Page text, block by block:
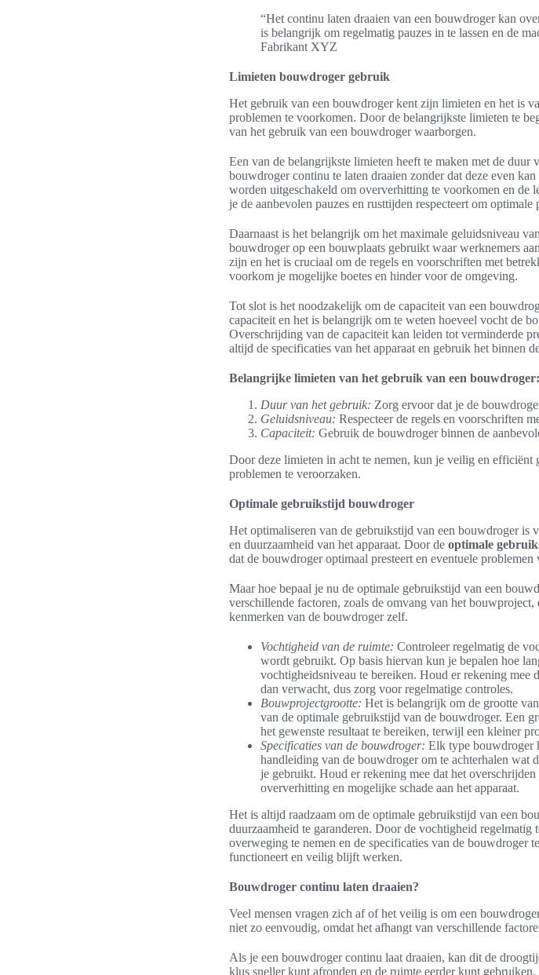
“Het continu laten draaien van een bouwdroger kan
is belangrijk om regelmatig pauzes in te lassen en de
Fabrikant XYZ
Limieten bouwdroger gebruik
Het gebruik van een bouwdroger kent zijn limieten en het is
problemen te voorkomen. Door de belangrijkste limieten te
van het gebruik van een bouwdroger waarborgen.
Een van de belangrijkste limieten heeft te maken met de duur
bouwdroger continu te laten draaien zonder dat deze even
worden uitgeschakeld om oververhitting te voorkomen en de
je de aanbevolen pauzes en rusttijden respecteert om optimale
Daarnaast is het belangrijk om het maximale geluidsniveau
bouwdroger op een bouwplaats gebruikt waar werknemers
zijn en het is cruciaal om de regels en voorschriften met
voorkom je mogelijke boetes en hinder voor de omgeving.
Tot slot is het noodzakelijk om de capaciteit van een
capaciteit en het is belangrijk om te weten hoeveel vocht de
Overschrijding van de capaciteit kan leiden tot verminderde
altijd de specificaties van het apparaat en gebruik het binnen
Belangrijke limieten van het gebruik van een bouwdroger:
Duur van het gebruik: Zorg ervoor dat je de
Geluidsniveau: Respecteer de regels en voorschriften
Capaciteit: Gebruik de bouwdroger binnen de
Door deze limieten in acht te nemen, kun je veilig en
problemen te veroorzaken.
Optimale gebruikstijd bouwdroger
Het optimaliseren van de gebruikstijd van een bouwdroger is
en duurzaamheid van het apparaat. Door de optimale
dat de bouwdroger optimaal presteert en eventuele
Maar hoe bepaal je nu de optimale gebruikstijd van een
verschillende factoren, zoals de omvang van het
kenmerken van de bouwdroger zelf.
Vochtigheid van de ruimte: Controleer regelmatig de
wordt gebruikt. Op basis hiervan kun je bepalen hoe
vochtigheidsniveau te bereiken. Houd er rekening mee
dan verwacht, dus zorg voor regelmatige controles.
Bouwprojectgrootte: Het is belangrijk om de grootte
van de optimale gebruikstijd van de bouwdroger. Een
het gewenste resultaat te bereiken, terwijl een kleiner
Specificaties van de bouwdroger: Elk type bouwdroger
handleiding van de bouwdroger om te achterhalen wat
je gebruikt. Houd er rekening mee dat het
oververhitting en mogelijke schade aan het apparaat.
Het is altijd raadzaam om de optimale gebruikstijd van een
duurzaamheid te garanderen. Door de vochtigheid
overweging te nemen en de specificaties van de bouwdroger
functioneert en veilig blijft werken.
Bouwdroger continu laten draaien?
Veel mensen vragen zich af of het veilig is om een
niet zo eenvoudig, omdat het afhangt van verschillende
Als je een bouwdroger continu laat draaien, kan dit de
klus sneller kunt afronden en de ruimte eerder kunt